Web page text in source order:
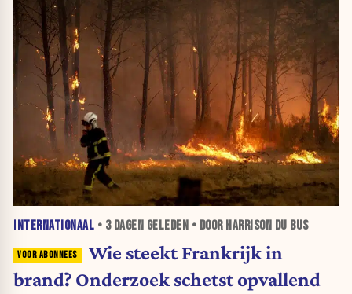
INTERNATIONAAL • 3 DAGEN GELEDEN • DOOR HARRISON DU BUS
Wie steekt Frankrijk in
brand? Onderzoek schetst opvallend